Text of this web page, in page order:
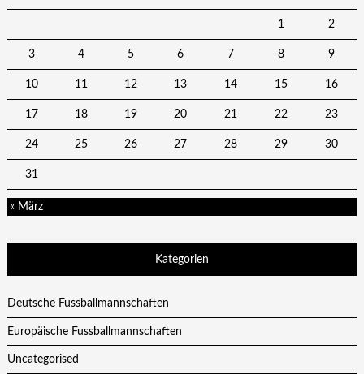
1 2
3 4 5 6 7 8 9
10 11 12 13 14 15 16
17 18 19 20 21 22 23
24 25 26 27 28 29 30
31
« März
Kategorien
Deutsche Fussballmannschaften
Europäische Fussballmannschaften
Uncategorised